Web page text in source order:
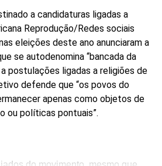
a candidaturas ligadas a
Reprodução/Redes sociais
eleições deste ano anunciaram a
se autodenomina “bancada da
postulações ligadas a religiões de
defende que “os povos do
apenas como objetos de
ou políticas pontuais”.